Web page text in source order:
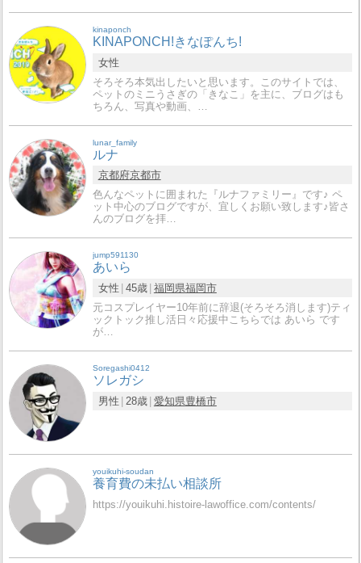
kinaponch
KINAPONCH!きなぽんち!
女性
そろそろ本気出したいと思います。このサイトでは、
ペットのミニうさぎの「きなこ」を主に、ブログはも
ちろん、写真や動画、…
lunar_family
ルナ
京都府京都市
色んなペットに囲まれた『ルナファミリー』です♪ ペ
ット中心のブログですが、宜しくお願い致します♪皆さ
んのブログを拝…
jump591130
あいら
女性 45歳 福岡県福岡市
元コスプレイヤー10年前に辞退(そろそろ消します)ティ
ックトック推し活日々応援中こちらでは あいら です
が…
Soregashi0412
ソレガシ
男性 28歳 愛知県豊橋市
youikuhi-soudan
養育費の未払い相談所
https://youikuhi.histoire-lawoffice.com/contents/